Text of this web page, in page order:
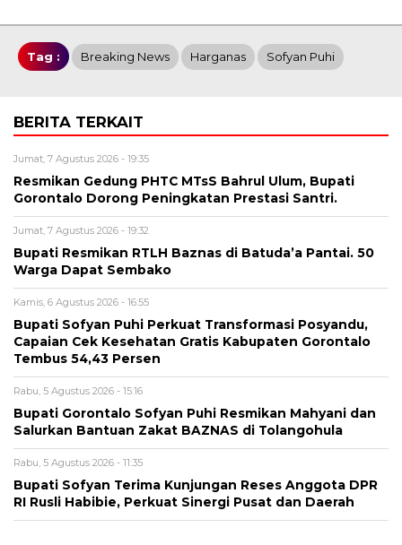
Tag : Breaking News Harganas Sofyan Puhi
BERITA TERKAIT
Jumat, 7 Agustus 2026 - 19:35
Resmikan Gedung PHTC MTsS Bahrul Ulum, Bupati
Gorontalo Dorong Peningkatan Prestasi Santri.
Jumat, 7 Agustus 2026 - 19:32
Bupati Resmikan RTLH Baznas di Batuda’a Pantai. 50
Warga Dapat Sembako
Kamis, 6 Agustus 2026 - 16:55
Bupati Sofyan Puhi Perkuat Transformasi Posyandu,
Capaian Cek Kesehatan Gratis Kabupaten Gorontalo
Tembus 54,43 Persen
Rabu, 5 Agustus 2026 - 15:16
Bupati Gorontalo Sofyan Puhi Resmikan Mahyani dan
Salurkan Bantuan Zakat BAZNAS di Tolangohula
Rabu, 5 Agustus 2026 - 11:35
Bupati Sofyan Terima Kunjungan Reses Anggota DPR
RI Rusli Habibie, Perkuat Sinergi Pusat dan Daerah